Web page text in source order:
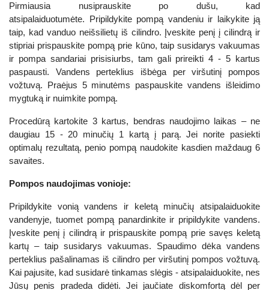
Pirmiausia nusiprauskite po dušu, kad
atsipalaiduotumėte. Pripildykite pompą vandeniu ir laikykite ją
taip, kad vanduo neišsilietų iš cilindro. Įveskite penį į cilindrą ir
stipriai prispauskite pompą prie kūno, taip susidarys vakuumas
ir pompa sandariai prisisiurbs, tam gali prireikti 4 - 5 kartus
paspausti. Vandens perteklius išbėga per viršutinį pompos
vožtuvą. Praėjus 5 minutėms paspauskite vandens išleidimo
mygtuką ir nuimkite pompą.
Procedūrą kartokite 3 kartus, bendras naudojimo laikas – ne
daugiau 15 - 20 minučių 1 kartą į parą. Jei norite pasiekti
optimalų rezultatą, penio pompą naudokite kasdien maždaug 6
savaites.
Pompos naudojimas vonioje:
Pripildykite vonią vandens ir keletą minučių atsipalaiduokite
vandenyje, tuomet pompą panardinkite ir pripildykite vandens.
Įveskite penį į cilindrą ir prispauskite pompą prie savęs keletą
kartų – taip susidarys vakuumas. Spaudimo dėka vandens
perteklius pašalinamas iš cilindro per viršutinį pompos vožtuvą.
Kai pajusite, kad susidarė tinkamas slėgis - atsipalaiduokite, nes
Jūsų penis pradeda didėti. Jei jaučiate diskomfortą dėl per